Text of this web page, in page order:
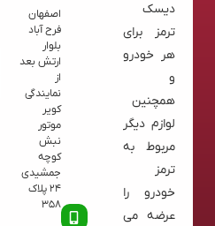
دیسک
ترمز برای
هر خودرو
و
همچنین
لوازم دیگر
مربوط به
ترمز
خودرو را
عرضه می
اصفهان
فرح آباد
بلوار
ارتش بعد
از
نمایندگی
کویر
موتور
نبش
کوچه
جمشیدی
24 پلاک
358